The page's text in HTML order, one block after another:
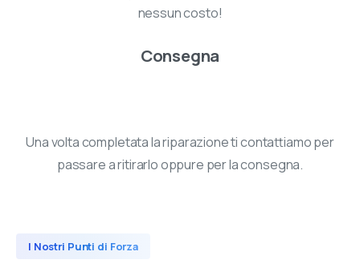
nessun costo!
Consegna
Una volta completata la riparazione ti contattiamo per
passare a ritirarlo oppure per la consegna.
I Nostri Punti di Forza